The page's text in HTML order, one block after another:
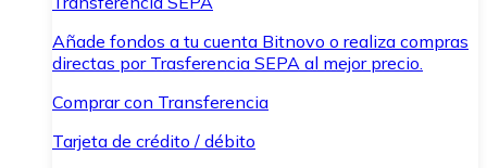
Añade fondos a tu cuenta Bitnovo o realiza compras
directas por Trasferencia SEPA al mejor precio.
Comprar con Transferencia
Tarjeta de crédito / débito